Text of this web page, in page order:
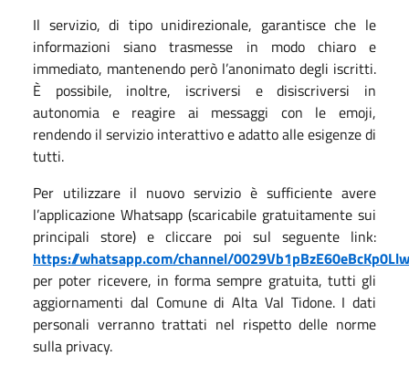
Il servizio, di tipo unidirezionale, garantisce che le
informazioni siano trasmesse in modo chiaro e
immediato, mantenendo però l’anonimato degli iscritti.
È possibile, inoltre, iscriversi e disiscriversi in
autonomia e reagire ai messaggi con le emoji,
rendendo il servizio interattivo e adatto alle esigenze di
tutti.
Per utilizzare il nuovo servizio è sufficiente avere
l’applicazione Whatsapp (scaricabile gratuitamente sui
principali store) e cliccare poi sul seguente link:
https://whatsapp.com/channel/
per poter ricevere, in forma sempre gratuita, tutti gli
aggiornamenti dal Comune di Alta Val Tidone. I dati
personali verranno trattati nel rispetto delle norme
sulla privacy.